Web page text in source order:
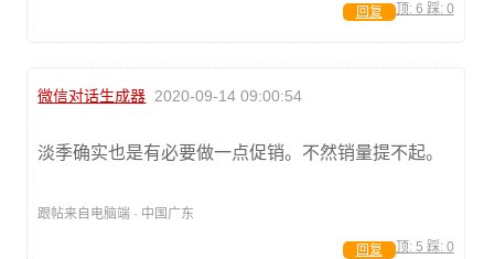
顶: 6 踩: 0
回复
微信对话生成器 2020-09-14 09:00:54
淡季确实也是有必要做一点促销。不然销量提不起。
跟帖来自电脑端 · 中国广东
顶: 5 踩: 0
回复